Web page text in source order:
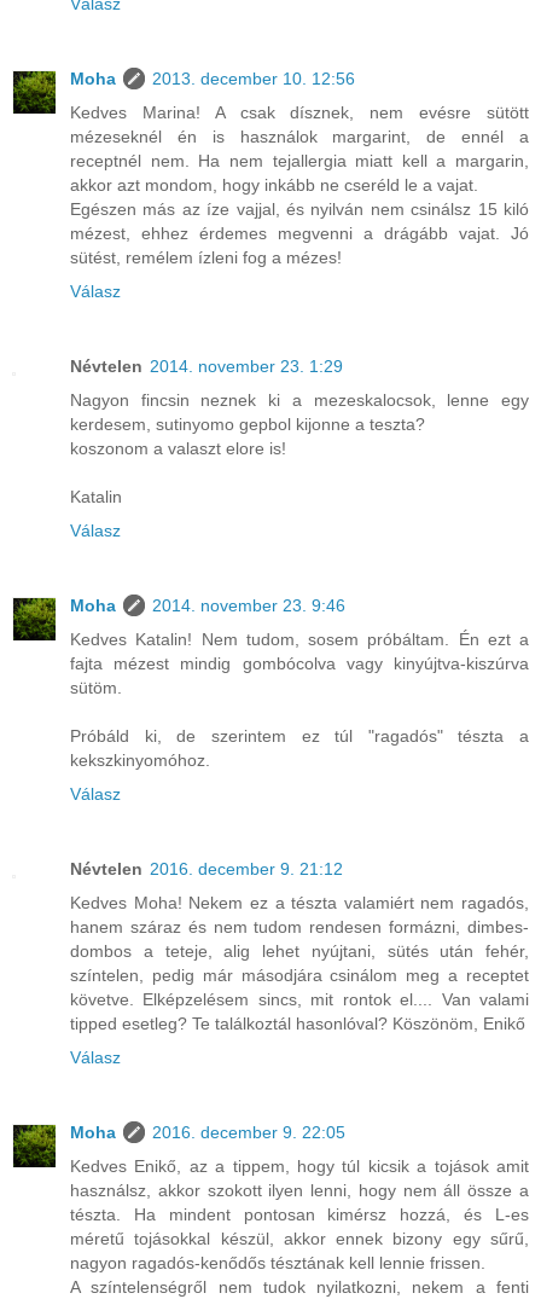
Válasz
Moha
2013. december 10. 12:56
Kedves Marina! A csak dísznek, nem evésre sütött
mézeseknél én is használok margarint, de ennél a
receptnél nem. Ha nem tejallergia miatt kell a margarin,
akkor azt mondom, hogy inkább ne cseréld le a vajat.
Egészen más az íze vajjal, és nyilván nem csinálsz 15 kiló
mézest, ehhez érdemes megvenni a drágább vajat. Jó
sütést, remélem ízleni fog a mézes!
Válasz
Névtelen 2014. november 23. 1:29
Nagyon fincsin neznek ki a mezeskalocsok, lenne egy
kerdesem, sutinyomo gepbol kijonne a teszta?
koszonom a valaszt elore is!
Katalin
Válasz
Moha
2014. november 23. 9:46
Kedves Katalin! Nem tudom, sosem próbáltam. Én ezt a
fajta mézest mindig gombócolva vagy kinyújtva-kiszúrva
sütöm.
Próbáld ki, de szerintem ez túl "ragadós" tészta a
kekszkinyomóhoz.
Válasz
Névtelen 2016. december 9. 21:12
Kedves Moha! Nekem ez a tészta valamiért nem ragadós,
hanem száraz és nem tudom rendesen formázni, dimbes-
dombos a teteje, alig lehet nyújtani, sütés után fehér,
színtelen, pedig már másodjára csinálom meg a receptet
követve. Elképzelésem sincs, mit rontok el.... Van valami
tipped esetleg? Te találkoztál hasonlóval? Köszönöm, Enikő
Válasz
Moha
2016. december 9. 22:05
Kedves Enikő, az a tippem, hogy túl kicsik a tojások amit
használsz, akkor szokott ilyen lenni, hogy nem áll össze a
tészta. Ha mindent pontosan kimérsz hozzá, és L-es
méretű tojásokkal készül, akkor ennek bizony egy sűrű,
nagyon ragadós-kenődős tésztának kell lennie frissen.
A színtelenségről nem tudok nyilatkozni, nekem a fenti